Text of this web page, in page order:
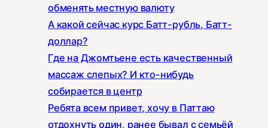
обменять местную валюту
А какой сейчас курс Батт-рубль, Батт-
доллар?
Где на Джомтьене есть качественный
массаж слепых? И кто-нибудь
собирается в центр
Ребята всем привет, хочу в Паттаю
отдохнуть один, ранее бывал с семьёй